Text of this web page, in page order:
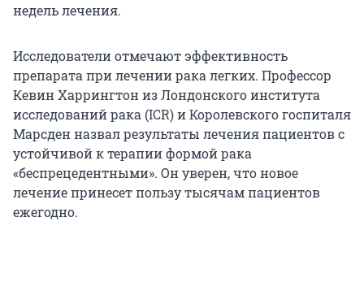
недель лечения.
Исследователи отмечают эффективность
препарата при лечении рака легких. Профессор
Кевин Харрингтон из Лондонского института
исследований рака (ICR) и Королевского госпиталя
Марсден назвал результаты лечения пациентов с
устойчивой к терапии формой рака
«беспрецедентными». Он уверен, что новое
лечение принесет пользу тысячам пациентов
ежегодно.